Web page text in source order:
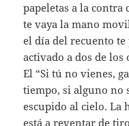
papeletas a la contra
te vaya la mano
el día del recuento
activado a dos de
El “Si tú no vienes,
tiempo, si alguno no
escupido al cielo. La
está a reventar de